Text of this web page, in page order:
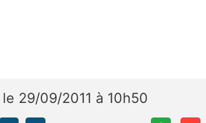
le 29/09/2011 à 10h50